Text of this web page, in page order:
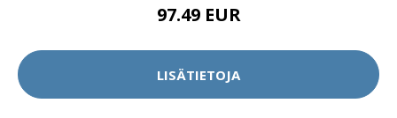
97.49 EUR
LISÄTIETOJA